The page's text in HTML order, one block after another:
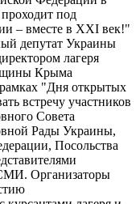
проходит под
– вместе в XXI век!"
депутат Украины
лагеря
Крыма
"Дня открытых
встречу участников
Совета
Рады Украины,
Посольства
Организаторы